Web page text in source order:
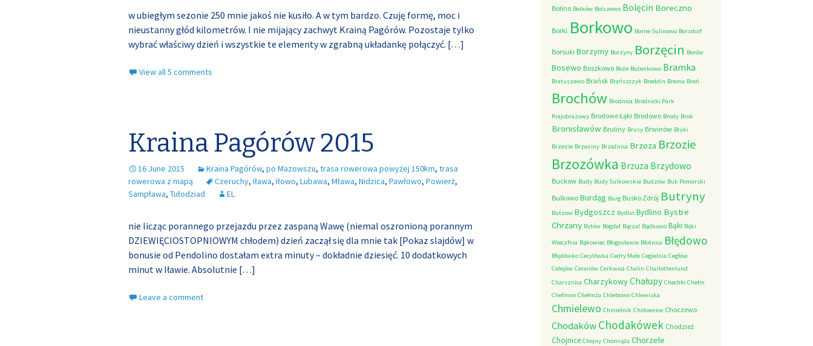
w ubiegłym sezonie 250 mnie jakoś nie kusiło. A w tym bardzo. Czuję formę, moc i
nieustanny głód kilometrów. I nie mijający zachwyt Krainą Pagórów. Pozostaje tylko
wybrać właściwy dzień i wszystkie te elementy w zgrabną układankę połączyć. […]
View all 5 comments
Kraina Pagórów 2015
16 June 2015 Kraina Pagórów, po Mazowszu, trasa rowerowa powyżej 150km, trasa
rowerowa z mapą
Czeruchy, Iława, Iłowo, Lubawa, Mława, Nidzica, Pawłowo, Powierż,
Sampława, Tułodziad EL
nie licząc porannego przejazdu przez zaspaną Wawę (niemal oszronioną porannym
DZIEWIĘCIOSTOPNIOWYM chłodem) dzień zaczął się dla mnie tak [Pokaz slajdów] w
bonusie od Pendolino dostałam extra minuty – dokładnie dziesięć. 10 dodatkowych
minut w Iławie. Absolutnie […]
Leave a comment
Bolino Bolków Bolszewo Bolęcin Boreczno
Borki Borkowo Borne Sulinowo Borsdorf
Borsuki Borzymy Borzyny Borzęcin Borów
Bosewo Boszkowo Boże Bożenkowo Bramka
Bratuszewo Brańsk Brańszczyk Breddin Brema Breń
Brochów Brodnica Brodnicki Park
Krajobrazowy Brodowe Łąki Brodowo Brody Brok
Bronisławów Bruliny Brusy Brwinów Bryki
Brzezie Brzeziny Brzeźnica Brzoza Brzozie
Brzozówka Brzuza Brzydowo
Buckow Budy Budy Sulkowskie Budzów Buk Pomorski
Bulkowo Burdąg Burg Busko Zdrój Butryny
Butzow Bydgoszcz Bydlin Bydlino Bystre
Chrzany Bytów Bógdał Bączal Bądkowo Bąki Bąki
Wieczfnia Bąkowiec Błogosławie Błotnica Błędowo
Błędówko Cecylówka Cedry Małe Cegielnia Cegłów
Celejów Ceranów Cerkwica Chalin Charlottenlund
Charsznica CharzykowyChałupy Chechło Chełm
Chełmno Chełmża Chlebowo Chlewiska
Chmielewo Chmielnik Chobienice Choczewo
ChodakówChodakówek Chodzież
Chojnice Chojny Chomiąża Chorzele